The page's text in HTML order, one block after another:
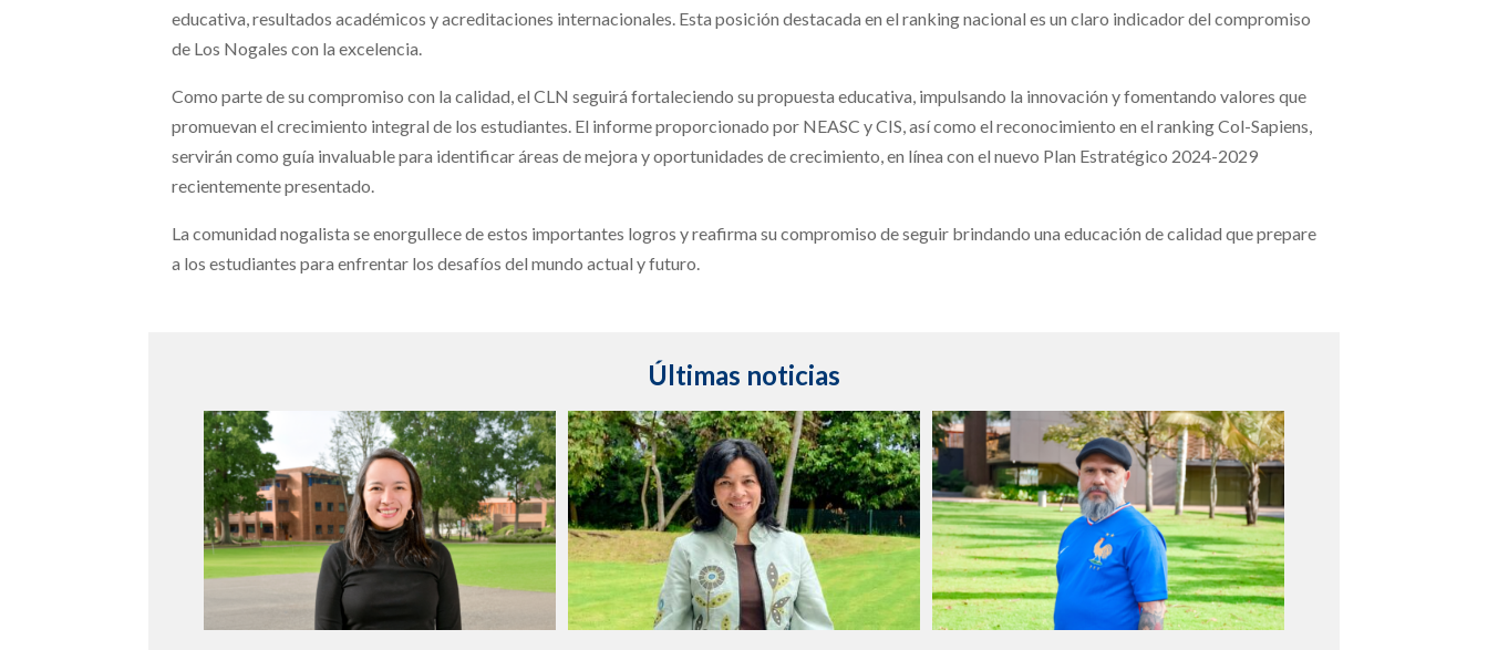
educativa, resultados académicos y acreditaciones internacionales. Esta posición destacada en el ranking nacional es un claro indicador del compromiso
de Los Nogales con la excelencia.
Como parte de su compromiso con la calidad, el CLN seguirá fortaleciendo su propuesta educativa, impulsando la innovación y fomentando valores que
promuevan el crecimiento integral de los estudiantes. El informe proporcionado por NEASC y CIS, así como el reconocimiento en el ranking Col-Sapiens,
servirán como guía invaluable para identificar áreas de mejora y oportunidades de crecimiento, en línea con el nuevo Plan Estratégico 2024-2029
recientemente presentado.
La comunidad nogalista se enorgullece de estos importantes logros y reafirma su compromiso de seguir brindando una educación de calidad que prepare
a los estudiantes para enfrentar los desafíos del mundo actual y futuro.
Últimas noticias